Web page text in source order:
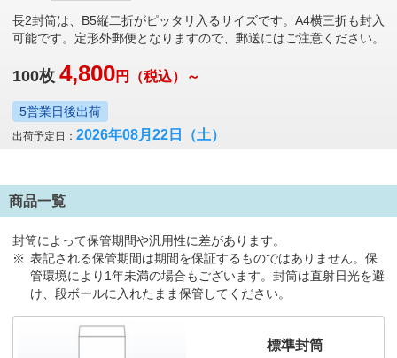
長2封筒は、B5縦二折がピッタリ入るサイズです。A4横三折も封入
可能です。定形外郵便となりますので、郵送にはご注意ください。
100枚 4,800円 （税込）～
5営業日後出荷
出荷予定日： 2026年08月22日 （土）
商品一覧
封筒によって保管期間や汎用性に差があります。
表記される保管期間は期間を保証するものではありません。保
管環境により1年未満の場合もございます。封筒は直射日光を避
け、段ボールに入れたまま保管してください。
標準封筒